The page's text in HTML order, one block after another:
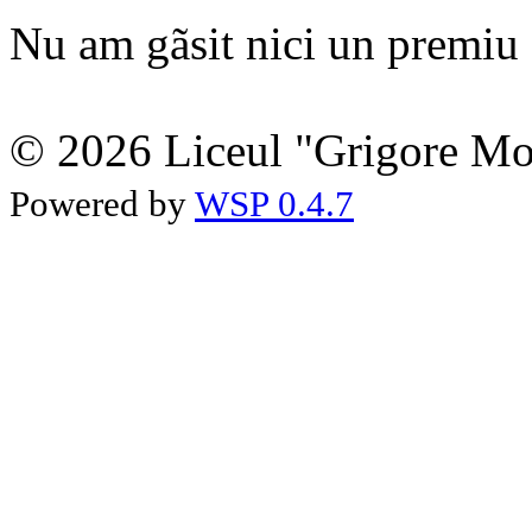
Nu am gãsit nici un premiu
© 2026 Liceul "Grigore
Powered by WSP 0.4.7